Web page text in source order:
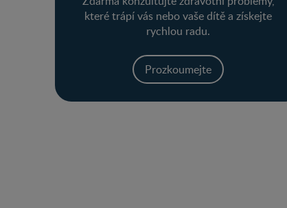
které trápí vás nebo vaše dítě a získejte
rychlou radu.
Prozkoumejte